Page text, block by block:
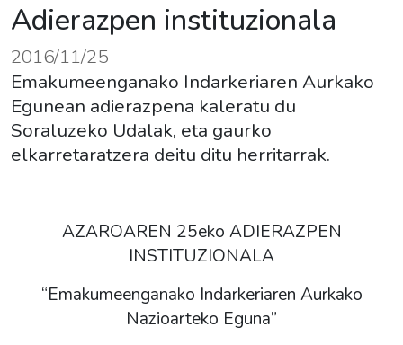
Adierazpen instituzionala
2016/11/25
Emakumeenganako Indarkeriaren Aurkako
Egunean adierazpena kaleratu du
Soraluzeko Udalak, eta gaurko
elkarretaratzera deitu ditu herritarrak.
AZAROAREN 25eko ADIERAZPEN
INSTITUZIONALA
“Emakumeenganako Indarkeriaren Aurkako
Nazioarteko Eguna”